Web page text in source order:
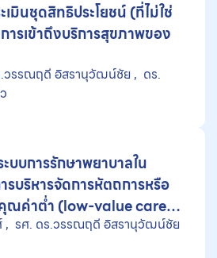
มินชุดสิทธิประโยชน์ (ที่ไม่ใช่
ารเข้าถึงบริการสุขภาพของ
วรรณฤดี อิสรานุวัฒน์ชัย
บบการรักษาพยาบาลใน
รบริหารจัดการหัตถการหรือ
ณค่าตํ่า (low-value care)
รศ. ดร.วรรณฤดี อิสรานุวัฒน์ชัย